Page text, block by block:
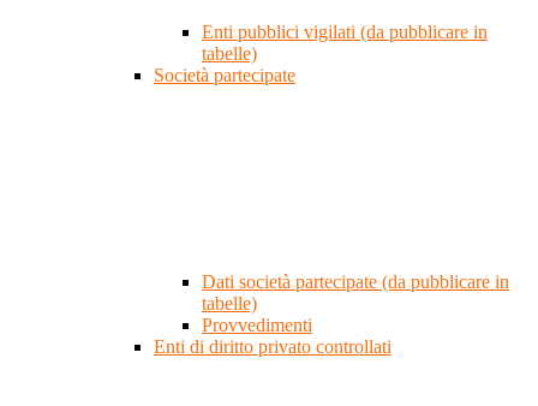
Enti pubblici vigilati (da pubblicare in
tabelle)
Società partecipate
Dati società partecipate (da pubblicare in
tabelle)
Provvedimenti
Enti di diritto privato controllati